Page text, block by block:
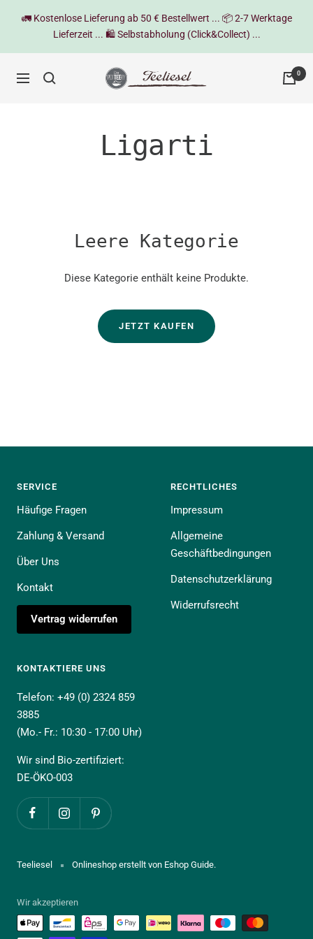
🚛 Kostenlose Lieferung ab 50 € Bestellwert ... 📦 2-7 Werktage
Lieferzeit ... 🛍️ Selbstabholung (Click&Collect) ...
Navigation
Teeliesel 0
Ligarti
Leere Kategorie
Diese Kategorie enthält keine Produkte.
JETZT KAUFEN
SERVICE
Häufige Fragen
Zahlung & Versand
Über Uns
Kontakt
Vertrag widerrufen
RECHTLICHES
Impressum
Allgemeine
Geschäftbedingungen
Datenschutzerklärung
Widerrufsrecht
KONTAKTIERE UNS
Telefon: +49 (0) 2324 859
3885
(Mo.- Fr.: 10:30 - 17:00 Uhr)
Wir sind Bio-zertifiziert:
DE-ÖKO-003
Teeliesel Onlineshop erstellt von Eshop Guide.
Wir akzeptieren